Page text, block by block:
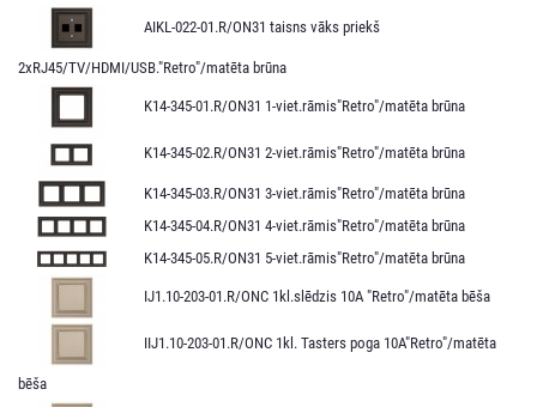
AIKL-022-01.R/ON31 taisns vāks priekš
2xRJ45/TV/HDMI/USB."Retro"/matēta brūna
K14-345-01.R/ON31 1-viet.rāmis"Retro"/matēta brūna
K14-345-02.R/ON31 2-viet.rāmis"Retro"/matēta brūna
K14-345-03.R/ON31 3-viet.rāmis"Retro"/matēta brūna
K14-345-04.R/ON31 4-viet.rāmis"Retro"/matēta brūna
K14-345-05.R/ON31 5-viet.rāmis"Retro"/matēta brūna
IJ1.10-203-01.R/ONC 1kl.slēdzis 10A "Retro"/matēta bēša
IIJ1.10-203-01.R/ONC 1kl. Tasters poga 10A"Retro"/matēta
bēša